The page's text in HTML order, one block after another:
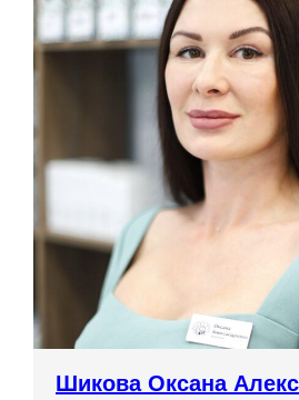
Шикова Оксана